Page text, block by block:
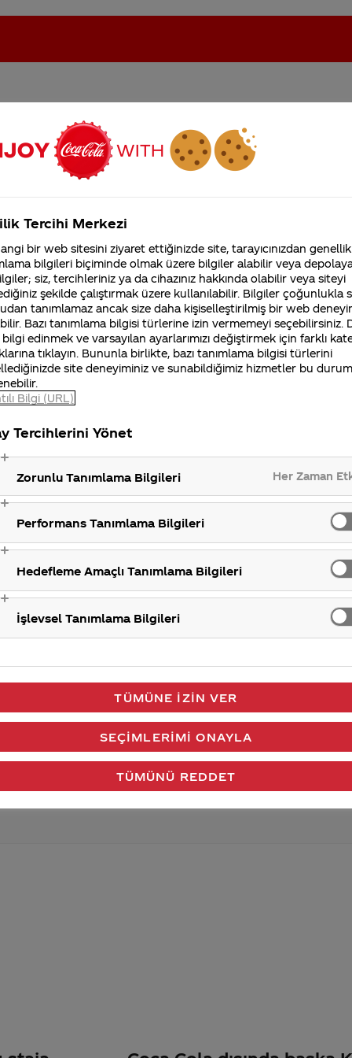
Cola'nın Filistin'de fabr... Coca-Cola’yı kim buldu?
sporu adına tesekkurler.
bır okadar daha
Hayata geçirdiğimiz sosyal sorumluluk
olarak taleplerinizle ilgili en kısa sürede size geri
iletisimmerkezi@coca-cola.com adresine
ulaşabilirsiniz.
verdiğimiz cevap aklındaki soru işaretlerini giderdi
Gönder
Coca-Cola Şirketi
merak ettikleriniz.
Fabrikalarımız,
sertifikalarımız, faaliyet
gösterdiğimiz ülkeler,
tarihçemiz ve daha
Tercihi Merkezi
bir web sitesini ziyaret ettiğinizde site, tarayıcınızdan
bilgileri biçiminde olmak üzere bilgiler alabilir veya
siz, tercihleriniz ya da cihazınız hakkında olabilir veya siteyi
şekilde çalıştırmak üzere kullanılabilir. Bilgiler çoğunlukla
tanımlamaz ancak size daha kişiselleştirilmiş bir web
Bazı tanımlama bilgisi türlerine izin vermemeyi seçebilirsiniz.
edinmek ve varsayılan ayarlarımızı değiştirmek için farklı
tıklayın. Bununla birlikte, bazı tanımlama bilgisi türlerini
site deneyiminiz ve sunabildiğimiz hizmetler bu
Bilgi (URL)
Tercihlerini Yönet
Zorunlu Tanımlama Bilgileri Her Zaman
Performans Tanımlama Bilgileri
Hedefleme Amaçlı Tanımlama Bilgileri
İşlevsel Tanımlama Bilgileri
TÜMÜNE İZIN VER
TÜMÜNÜ REDDET
SEÇIMLERIMI ONAYLA